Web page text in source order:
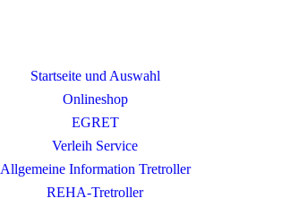
Startseite und Auswahl
Onlineshop
EGRET
Verleih Service
Allgemeine Information Tretroller
REHA-Tretroller